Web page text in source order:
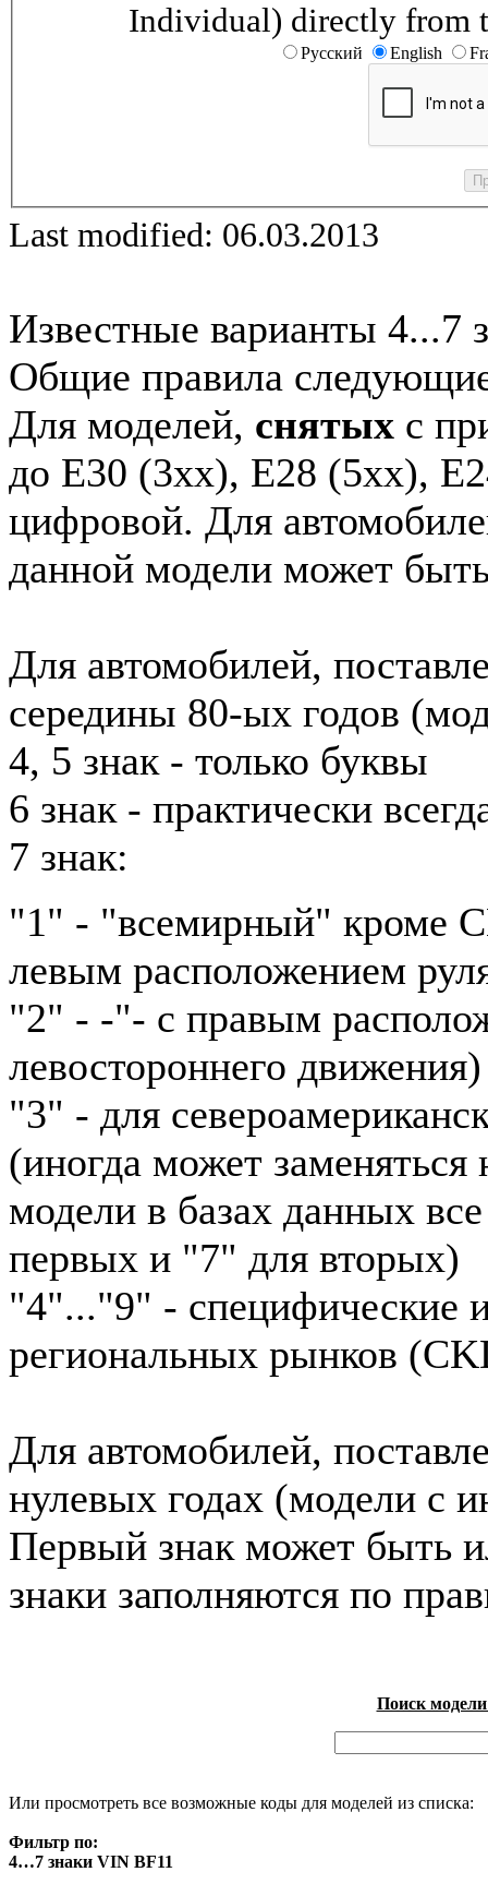
Individual) directly from
Русский English
Last modified: 06.03.2013
Известные варианты 4...7
Общие правила
Для моделей, снятых с
до E30 (3xx), E28 (5xx),
цифровой. Для
данной модели может
Для автомобилей,
середины 80-ых годов
4, 5 знак - только буквы
6 знак - практически
7 знак:
"1" - "всемирный" кроме
левым расположением
"2" - -"- с правым
левостороннего движения)
"3" - для
(иногда может
модели в базах данных
первых и "7" для вторых)
"4"..."9" - специфические
региональных рынков
Для автомобилей,
нулевых годах (модели с
Первый знак может быть
знаки заполняются по
Поиск
Или просмотреть все возможные коды для моделей из списка:
Фильтр по:
4…7 знаки VIN BF11